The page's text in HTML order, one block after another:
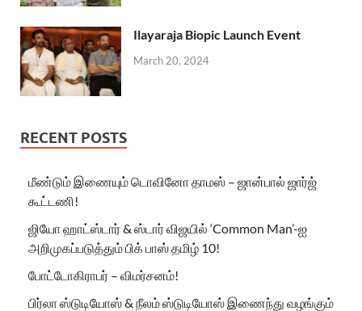
Ilayaraja Biopic Launch Event
March 20, 2024
RECENT POSTS
மீண்டும் இணையும் டொவினோ தாமஸ் – ஜான்பால் ஜார்ஜ்
கூட்டணி!
ஜியோ ஹாட்ஸ்டார் & ஸ்டார் விஜயில் ‘Common Man’-ஐ
அறிமுகப்படுத்தும் பிக் பாஸ் தமிழ் 10!
போட்டோகிராபர் – விமர்சனம்!
பிர்லா ஸ்டுடியோஸ் & நீலம் ஸ்டுடியோஸ் இணைந்து வழங்கும்